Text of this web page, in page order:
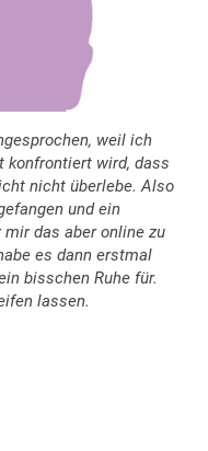
weil ich
konfrontiert wird, dass
nicht überlebe. Also
und ein
mir das aber online zu
es dann erstmal
bisschen Ruhe für.
lassen.